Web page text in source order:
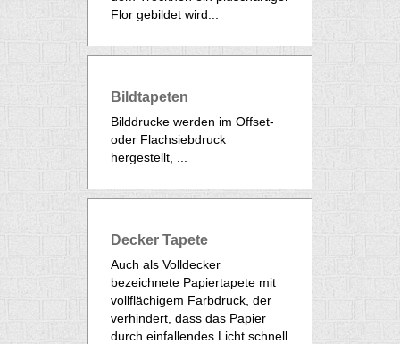
Flor gebildet wird...
Bildtapeten
Bilddrucke werden im Offset-
oder Flachsiebdruck
hergestellt, ...
Decker Tapete
Auch als Volldecker
bezeichnete Papiertapete mit
vollflächigem Farbdruck, der
verhindert, dass das Papier
durch einfallendes Licht schnell